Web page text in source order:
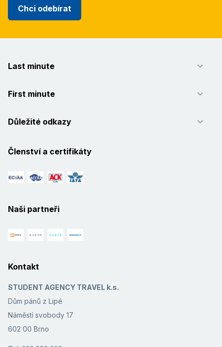
Chci odebírat
Last minute
First minute
Důležité odkazy
Členství a certifikáty
Naši partneři
Kontakt
STUDENT AGENCY TRAVEL k.s.
Dům pánů z Lipé
Náměstí svobody 17
602 00 Brno